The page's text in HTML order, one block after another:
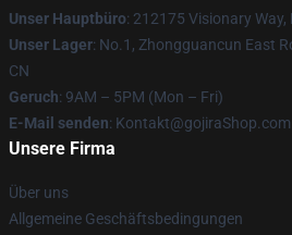
Unser Hauptbüro: 212175 Visionary Way,
Unser Lager: No.1, Zhongguancun East
CN
Geruch: 9AM – 5PM (Mon – Fri)
E-Mail senden: Kontakt@gojiraShop.com
Unsere Firma
Über uns
Allgemeine Geschäftsbedingungen